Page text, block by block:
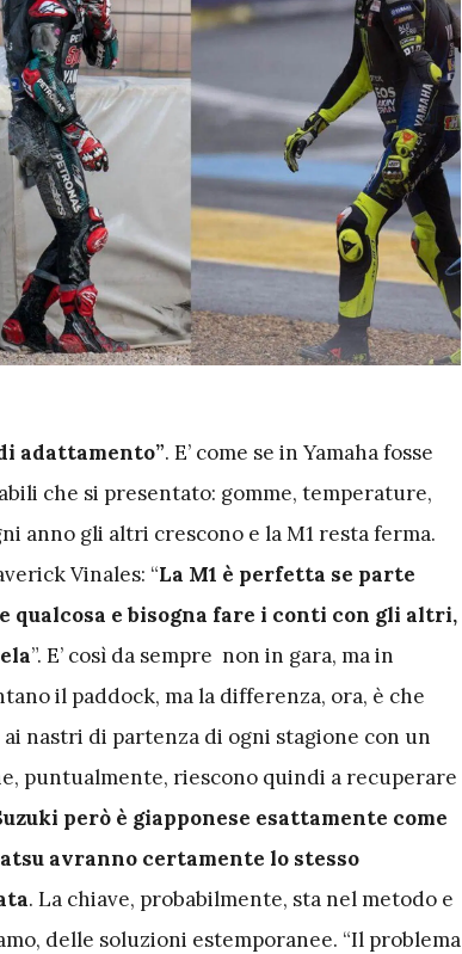
adattamento”. E’ come se in Yamaha fosse
che si presentato: gomme, temperature,
anno gli altri crescono e la M1 resta ferma.
Vinales: “La M1 è perfetta se parte
qualcosa e bisogna fare i conti con gli altri,
”. E’ così da sempre non in gara, ma in
il paddock, ma la differenza, ora, è che
nastri di partenza di ogni stagione con un
puntualmente, riescono quindi a recuperare
però è giapponese esattamente come
avranno certamente lo stesso
. La chiave, probabilmente, sta nel metodo e
delle soluzioni estemporanee. “Il problema